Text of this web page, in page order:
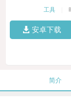
工具
安卓下载
简介